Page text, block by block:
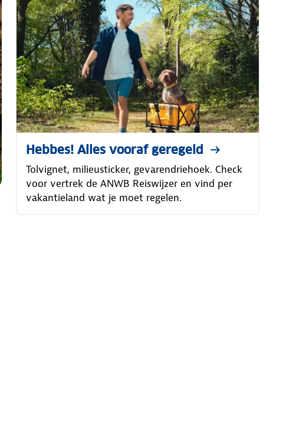
Hebbes! Alles vooraf geregeld
Tolvignet, milieusticker, gevarendriehoek. Check
voor vertrek de ANWB Reiswijzer en vind per
vakantieland wat je moet regelen.